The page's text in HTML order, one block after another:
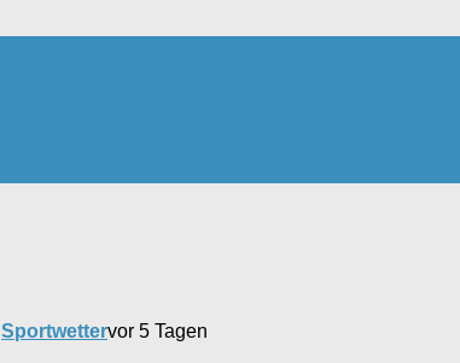
Sportwettervor 5 Tagen